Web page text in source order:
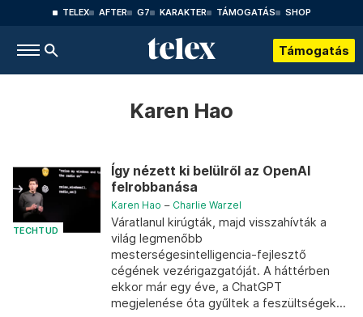
TELEX AFTER G7 KARAKTER TÁMOGATÁS SHOP
Támogatás
Karen Hao
TECHTUD
Így nézett ki belülről az OpenAI
felrobbanása
Karen Hao – Charlie Warzel
Váratlanul kirúgták, majd visszahívták a
világ legmenőbb
mesterségesintelligencia-fejlesztő
cégének vezérigazgatóját. A háttérben
ekkor már egy éve, a ChatGPT
megjelenése óta gyűltek a feszültségek...